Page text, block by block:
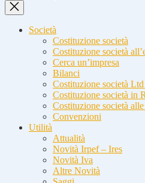
Società
Costituzione società
Costituzione società
Cerca un’impresa
Bilanci
Costituzione società
Costituzione società in
Costituzione società
Convenzioni
Utilità
Attualità
Novità Irpef – Ires
Novità Iva
Altre Novità